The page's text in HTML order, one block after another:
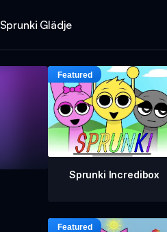
Sprunki Glädje
Sprunki Incredibox